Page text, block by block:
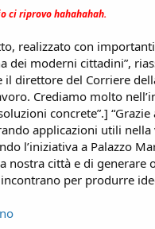
ci riprovo hahahahah.
realizzato con
moderni cittadini”,
il direttore del Corriere
Crediamo molto
concrete”.]
applicazioni utili
l’iniziativa a Palazzo
nostra città e di generare
per produrre